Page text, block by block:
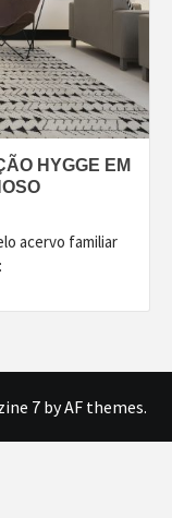
HYGGE EM
acervo familiar
7by AF themes.